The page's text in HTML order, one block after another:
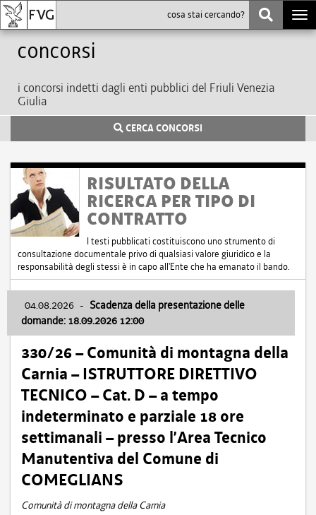
Concorsi
i concorsi indetti dagli enti pubblici del Friuli Venezia
Giulia
CERCA CONCORSI
RISULTATO DELLA
RICERCA PER TIPO DI
CONTRATTO
I testi pubblicati costituiscono uno strumento di
consultazione documentale privo di qualsiasi valore giuridico e la
responsabilità degli stessi è in capo all'Ente che ha emanato il bando.
04.08.2026 - Scadenza della presentazione delle
domande: 18.09.2026 12:00
330/26 – Comunità di montagna della
Carnia – ISTRUTTORE DIRETTIVO
TECNICO – Cat. D – a tempo
indeterminato e parziale 18 ore
settimanali – presso l’Area Tecnico
Manutentiva del Comune di
COMEGLIANS
Comunità di montagna della Carnia